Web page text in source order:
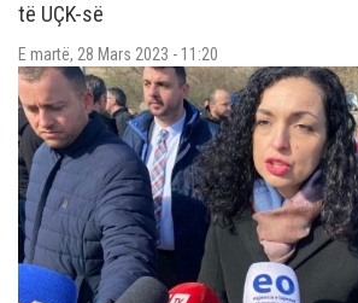
të UÇK-së
E martë, 28 Mars 2023 - 11:20